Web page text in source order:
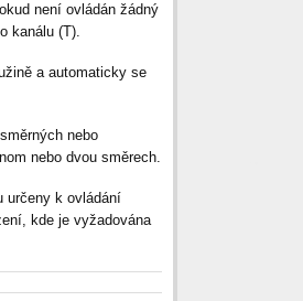
není ovládán žádný
kanálu (T).
a automaticky se
nebo
nebo dvou směrech.
určeny k ovládání
kde je vyžadována